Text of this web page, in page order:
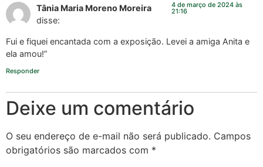
Tânia Maria Moreno Moreira
disse:
4 de março de 2024 às
21:16
Fui e fiquei encantada com a exposição. Levei a amiga Anita e
ela amou!”
Responder
Deixe um comentário
O seu endereço de e-mail não será publicado. Campos
obrigatórios são marcados com *